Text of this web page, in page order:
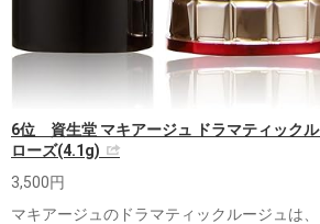
6位 資生堂 マキアージュ ドラマティックル
ローズ(4.1g)
3,500円
マキアージュのドラマティックルージュは